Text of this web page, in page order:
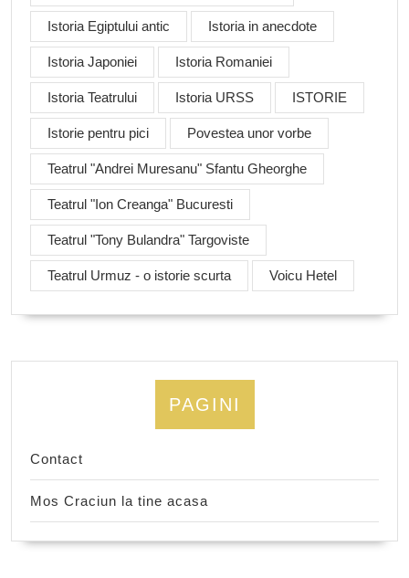
Istoria Egiptului antic Istoria in anecdote
Istoria Japoniei Istoria Romaniei
Istoria Teatrului Istoria URSS ISTORIE
Istorie pentru pici Povestea unor vorbe
Teatrul "Andrei Muresanu" Sfantu Gheorghe
Teatrul "Ion Creanga" Bucuresti
Teatrul "Tony Bulandra" Targoviste
Teatrul Urmuz - o istorie scurta Voicu Hetel
PAGINI
Contact
Mos Craciun la tine acasa